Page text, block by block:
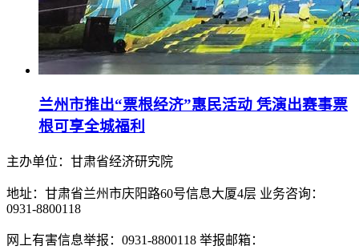
兰州市推出“票根经济”惠民活动 凭演出赛事票
根可享全城福利
主办单位：甘肃省经济研究院
地址：甘肃省兰州市庆阳路60号信息大厦4层 业务咨询：
0931-8800118
网上有害信息举报：0931-8800118 举报邮箱：